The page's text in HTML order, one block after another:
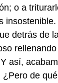
o a
detrás de
así,
de